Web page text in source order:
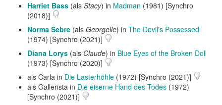
Harriet Bass (als Stacy) in Madman (1981) [Synchro
(2018)]
Norma Sebre (als Georgelle) in The Devil's Possessed
(1974) [Synchro (2021)]
Diana Lorys (als Claude) in Blue Eyes of the Broken Doll
(1973) [Synchro (2020)]
als Carla in Die Lasterhöhle (1972) [Synchro (2021)]
als Gallerista in Die eiserne Hand des Todes (1972)
[Synchro (2021)]